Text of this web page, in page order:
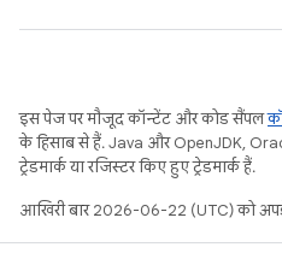
इस पेज पर मौजूद कॉन्टेंट और कोड सैंपल
के हिसाब से हैं. Java और OpenJDK,
ट्रेडमार्क या रजिस्टर किए हुए ट्रेडमार्क हैं.
आखिरी बार 2026-06-22 (UTC) को